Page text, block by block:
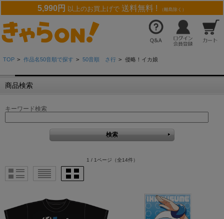
5,990円 以上のお買上げで 送料無料 ! （離島除く）
TOP > 作品名50音順で探す > 50音順 さ行 > 侵略！イカ娘
商品検索
キーワード検索
1 / 1ページ （全14件）